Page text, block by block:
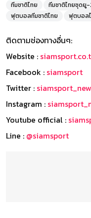
ทีมชาติไทย
ทีมชาติไทยชุดยู
ฟุตบอลทีมชาติไทย
ฟุตบอล
ติดตามช่องทางอื่นๆ:
Website :
Facebook : siamsport
Twitter :
Instagram :
Youtube official :
Line : @siamsport